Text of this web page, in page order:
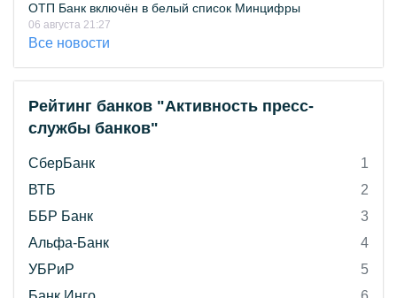
ОТП Банк включён в белый список Минцифры
06 августа 21:27
Все новости
Рейтинг банков "Активность пресс-
службы банков"
СберБанк
1
ВТБ
2
ББР Банк
3
Альфа-Банк
4
УБРиР
5